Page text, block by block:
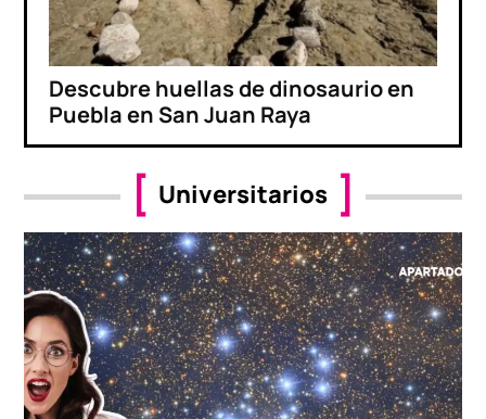
Descubre huellas de dinosaurio en
Puebla en San Juan Raya
Universitarios